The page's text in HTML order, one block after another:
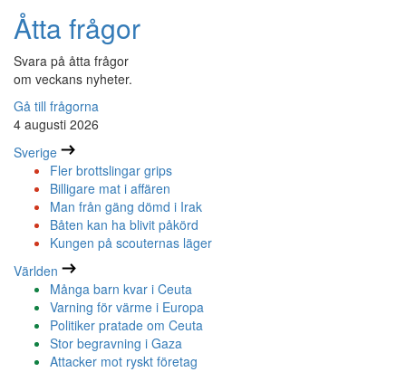
Åtta frågor
Svara på åtta frågor
om veckans nyheter.
Gå till frågorna
4 augusti 2026
Sverige
Fler brottslingar grips
Billigare mat i affären
Man från gäng dömd i Irak
Båten kan ha blivit påkörd
Kungen på scouternas läger
Världen
Många barn kvar i Ceuta
Varning för värme i Europa
Politiker pratade om Ceuta
Stor begravning i Gaza
Attacker mot ryskt företag